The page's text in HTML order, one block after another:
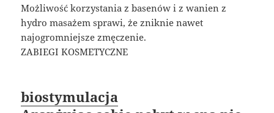
Możliwość korzystania z basenów i z wanien z
hydro masażem sprawi, że zniknie nawet
najogromniejsze zmęczenie.
ZABIEGI KOSMETYCZNE
biostymulacja